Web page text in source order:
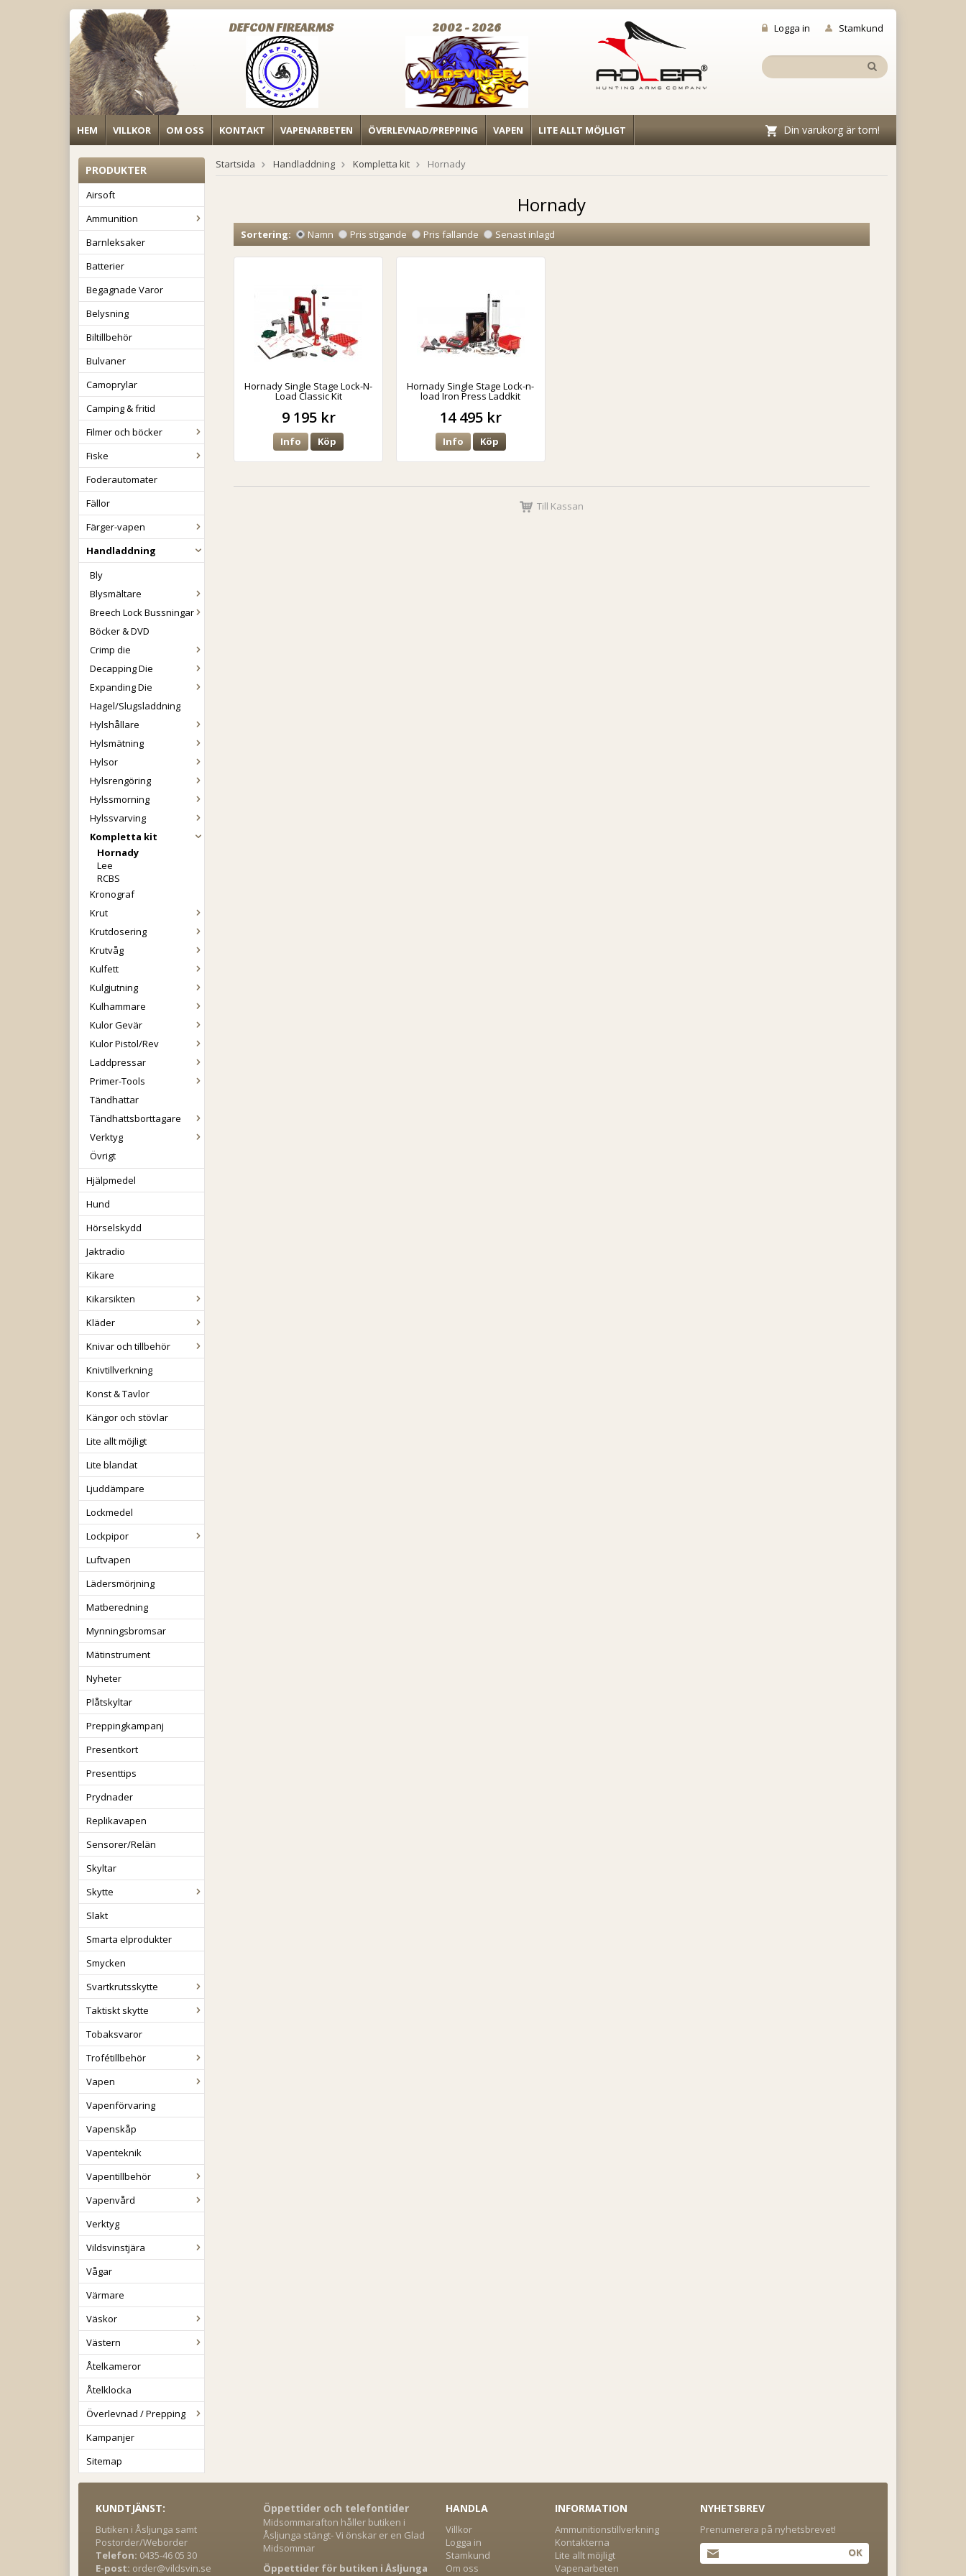
Logga in Stamkund
DEFCON FIREARMS 2002 - 2026
HEM VILLKOR OM OSS KONTAKT VAPENARBETEN ÖVERLEVNAD/PREPPING VAPEN LITE ALLT MÖJLIGT Din varukorg är tom!
PRODUKTER
Airsoft
Ammunition
Barnleksaker
Batterier
Begagnade Varor
Belysning
Biltillbehör
Bulvaner
Camoprylar
Camping & fritid
Filmer och böcker
Fiske
Foderautomater
Fällor
Färger-vapen
Handladdning
Bly
Blysmältare
Breech Lock Bussningar
Böcker & DVD
Crimp die
Decapping Die
Expanding Die
Hagel/Slugsladdning
Hylshållare
Hylsmätning
Hylsor
Hylsrengöring
Hylssmorning
Hylssvarving
Kompletta kit
Hornady
Lee
RCBS
Kronograf
Krut
Krutdosering
Krutvåg
Kulfett
Kulgjutning
Kulhammare
Kulor Gevär
Kulor Pistol/Rev
Laddpressar
Primer-Tools
Tändhattar
Tändhattsborttagare
Verktyg
Övrigt
Hjälpmedel
Hund
Hörselskydd
Jaktradio
Kikare
Kikarsikten
Kläder
Knivar och tillbehör
Knivtillverkning
Konst & Tavlor
Kängor och stövlar
Lite allt möjligt
Lite blandat
Ljuddämpare
Lockmedel
Lockpipor
Luftvapen
Lädersmörjning
Matberedning
Mynningsbromsar
Mätinstrument
Nyheter
Plåtskyltar
Preppingkampanj
Presentkort
Presenttips
Prydnader
Replikavapen
Sensorer/Relän
Skyltar
Skytte
Slakt
Smarta elprodukter
Smycken
Svartkrutsskytte
Taktiskt skytte
Tobaksvaror
Trofétillbehör
Vapen
Vapenförvaring
Vapenskåp
Vapenteknik
Vapentillbehör
Vapenvård
Verktyg
Vildsvinstjära
Vågar
Värmare
Väskor
Västern
Åtelkameror
Åtelklocka
Överlevnad / Prepping
Kampanjer
Sitemap
Startsida Handladdning Kompletta kit Hornady
Hornady
Sortering: Namn Pris stigande Pris fallande Senast inlagd
Hornady Single Stage Lock-N-
Load Classic Kit
9 195 kr
Info Köp
Hornady Single Stage Lock-n-
load Iron Press Laddkit
14 495 kr
Info Köp
Till Kassan
KUNDTJÄNST:
Butiken i Åsljunga samt
Postorder/Weborder
Telefon: 0435-46 05 30
E-post: order@vildsvin.se
Öppettider och telefontider
Midsommarafton håller butiken i
Åsljunga stängt- Vi önskar er en Glad
Midsommar
Öppettider för butiken i Åsljunga
HANDLA
Villkor
Logga in
Stamkund
Om oss
INFORMATION
Ammunitionstillverkning
Kontakterna
Lite allt möjligt
Vapenarbeten
NYHETSBREV
Prenumerera på nyhetsbrevet!
OK